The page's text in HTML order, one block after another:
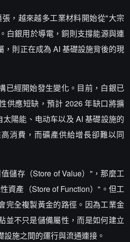
，越來越多工業材料開始從"大宗
白銀用於導電，銅則支撐能源與連
，則正在成為 AI 基礎設施背後的現
已經開始發生變化。目前，白銀已
供應短缺，預計 2026 年缺口將擴
陽能、电动车以及 AI 基礎設施的
消費，而礦產供給增長卻難以同
儲存（Store of Value）"，那麼工
資產（Store of Function）"。但工
完全複製黃金的路徑。因為工業金
並不只是儲備屬性，而是如何建立
施之間的運行與流通連接。